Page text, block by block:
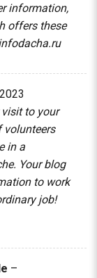
information,
offers these
to your
volunteers
in a
Your blog
to work
job!
–